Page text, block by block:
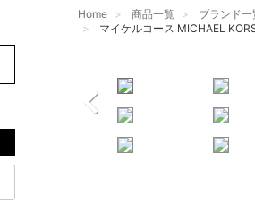
エルメス
ルイヴィトン
バーバリー
プラダ
フェンディ
メゾンマルジェラ
シャネル
エムエムシックス
マルニ
全ての
コート、上着
雑貨・その他
バッグ＆ポーチ
アロマ＆フレグランス
Home 商品一覧 ブランド一
マイケルコース MICHAEL